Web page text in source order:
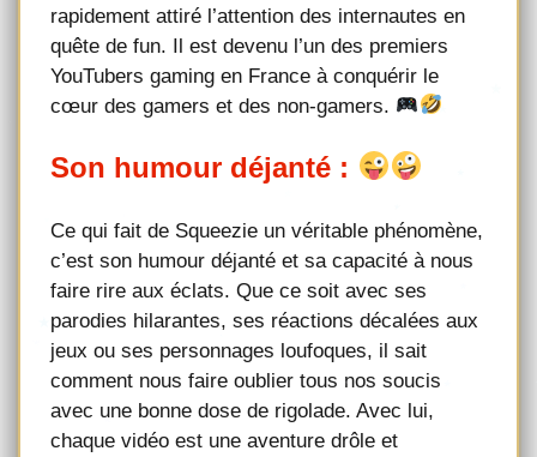
rapidement attiré l’attention des internautes en
quête de fun. Il est devenu l’un des premiers
YouTubers gaming en France à conquérir le
cœur des gamers et des non-gamers.
Son humour déjanté :
Ce qui fait de Squeezie un véritable phénomène,
c’est son humour déjanté et sa capacité à nous
faire rire aux éclats. Que ce soit avec ses
parodies hilarantes, ses réactions décalées aux
jeux ou ses personnages loufoques, il sait
comment nous faire oublier tous nos soucis
avec une bonne dose de rigolade. Avec lui,
chaque vidéo est une aventure drôle et